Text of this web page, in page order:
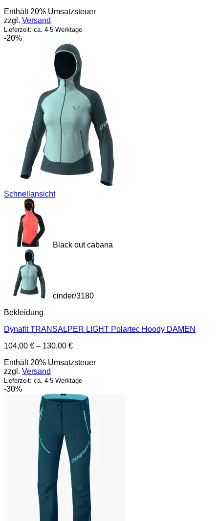
war:
190,00 €
ist:
Enthält 20% Umsatzsteuer
zzgl. Versand
Lieferzeit: ca. 4-5 Werktage
-20%
Schnellansicht
Black out cabana
cinder/3180
Bekleidung
Dynafit TRANSALPER LIGHT Polartec Hoody DAMEN
104,00 € – 130,00 €Preisspanne:
bis
Enthält 20% Umsatzsteuer
zzgl. Versand
Lieferzeit: ca. 4-5 Werktage
-30%